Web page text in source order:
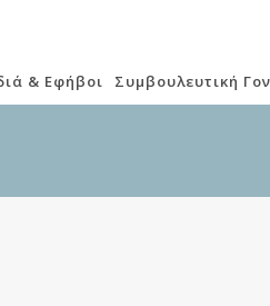
& Εφήβοι Συμβουλευτική